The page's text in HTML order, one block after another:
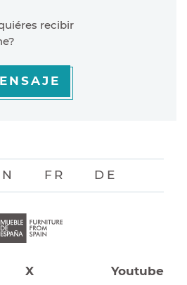
recibir
X Youtube
FR DE